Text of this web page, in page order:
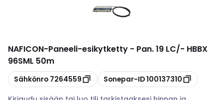
NAFICON-Paneeli-esikytketty - Pan. 19 LC/- HBBX
96SML 50m
Kopioi
Sähkönro 7264559 Kopioi
Sonepar-ID100137310